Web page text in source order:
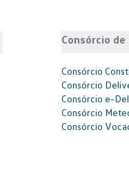
Consórcio de
Consórcio
Consórcio
Consórcio e-
Consórcio
Consórcio